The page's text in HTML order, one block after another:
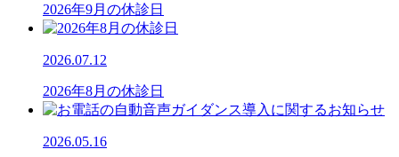
2026年9月の休診日
2026.07.12
2026年8月の休診日
2026.05.16